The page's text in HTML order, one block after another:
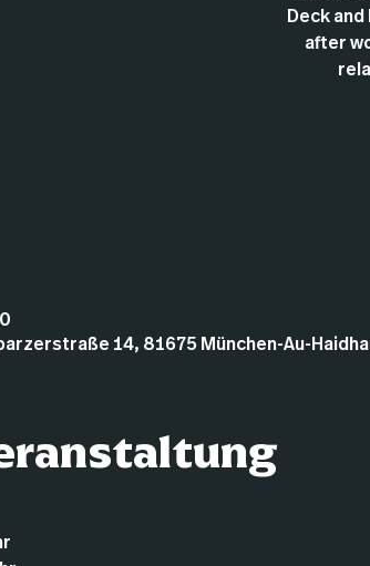
Deck
after
14, 81675 München-Au-